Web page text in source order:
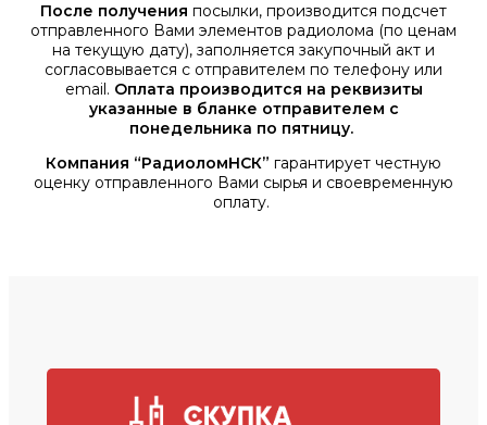
После получения посылки, производится подсчет
отправленного Вами элементов радиолома (по ценам
на текущую дату), заполняется закупочный акт и
согласовывается с отправителем по телефону или
email. Оплата производится на реквизиты
указанные в бланке отправителем с
понедельника по пятницу.
Компания “РадиоломНСК” гарантирует честную
оценку отправленного Вами сырья и своевременную
оплату.